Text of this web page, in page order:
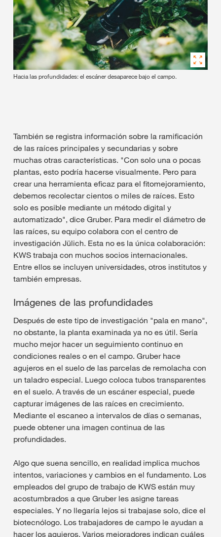
Hacia las profundidades: el escáner desaparece bajo el campo.
También se registra información sobre la ramificación
de las raíces principales y secundarias y sobre
muchas otras características. "Con solo una o pocas
plantas, esto podría hacerse visualmente. Pero para
crear una herramienta eficaz para el fitomejoramiento,
debemos recolectar cientos o miles de raíces. Esto
solo es posible mediante un método digital y
automatizado", dice Gruber. Para medir el diámetro de
las raíces, su equipo colabora con el centro de
investigación Jülich. Esta no es la única colaboración:
KWS trabaja con muchos socios internacionales.
Entre ellos se incluyen universidades, otros institutos y
también empresas.
Imágenes de las profundidades
Después de este tipo de investigación "pala en mano",
no obstante, la planta examinada ya no es útil. Sería
mucho mejor hacer un seguimiento continuo en
condiciones reales o en el campo. Gruber hace
agujeros en el suelo de las parcelas de remolacha con
un taladro especial. Luego coloca tubos transparentes
en el suelo. A través de un escáner especial, puede
capturar imágenes de las raíces en crecimiento.
Mediante el escaneo a intervalos de días o semanas,
puede obtener una imagen continua de las
profundidades.
Algo que suena sencillo, en realidad implica muchos
intentos, variaciones y cambios en el fundamento. Los
empleados del grupo de trabajo de KWS están muy
acostumbrados a que Gruber les asigne tareas
especiales. Y no llegaría lejos si trabajase solo, dice el
biotecnólogo. Los trabajadores de campo le ayudan a
hacer los agujeros. Varios mejoradores indican cuáles